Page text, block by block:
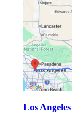
Los Angeles